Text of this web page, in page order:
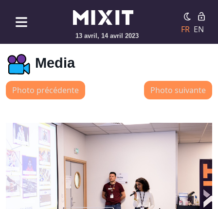
13 avril, 14 avril 2023
FR EN
Media
Photo précédente Photo suivante